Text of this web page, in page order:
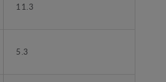
11.3
5.3